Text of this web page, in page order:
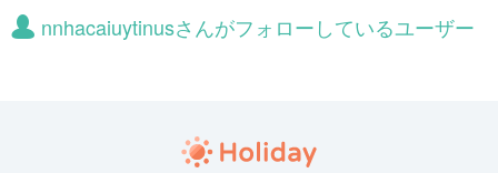
nnhacaiuytinusさんがフォローしているユーザー